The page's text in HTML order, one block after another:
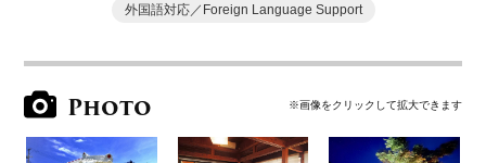
外国語対応／Foreign Language Support
Photo ※画像をクリックして拡大できます